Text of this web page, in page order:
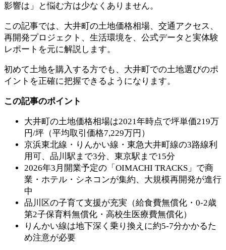
影響は」と悩む方は少なくありません。
この記事では、大井町の土地価格相場、交通アクセス、
再開発プロジェクト、生活環境を、公式データと実体験
レポートを元に解説します。
初めて土地を購入する方でも、大井町での土地選びのポ
イントを正確に把握できるようになります。
この記事のポイント
大井町の土地価格相場は2021年時点で坪単価219万
円/坪（平均取引価格7,229万円）
京浜東北線・りんかい線・東急大井町線の3路線利
用可、品川駅まで3分、東京駅まで15分
2026年3月開業予定の「OIMACHI TRACKS」で商
業・ホテル・シネコンが集約、大規模再開発が進行
中
品川区の子育て支援が充実（給食費無償化・0-2歳
第2子保育料無償化・高校生医療費無償化）
りんかい線は地下深く乗り換えに約5-7分かかるた
め注意が必要